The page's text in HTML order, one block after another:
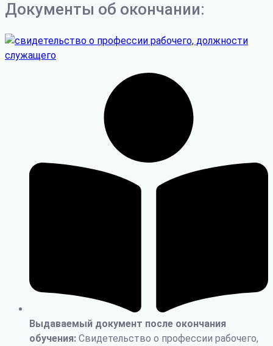
Документы об окончании:
Выдаваемый документ после окончания
обучения: Свидетельство о профессии рабочего,